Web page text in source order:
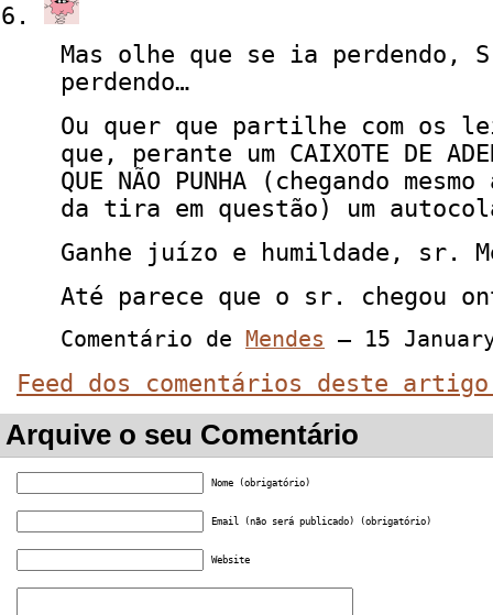
Mas olhe que se ia perdendo,
perdendo…
Ou quer que partilhe com os
que, perante um CAIXOTE DE
QUE NÃO PUNHA (chegando
da tira em questão) um
Ganhe juízo e humildade, sr.
Até parece que o sr. chegou
Comentário de Mendes — 15
Feed dos comentários deste
Arquive o seu Comentário
Nome (obrigatório)
Email (não será publicado) (obrigatório)
Website